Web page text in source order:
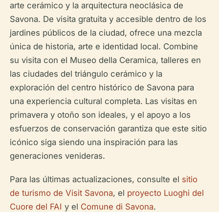
arte cerámico y la arquitectura neoclásica de
Savona. De visita gratuita y accesible dentro de los
jardines públicos de la ciudad, ofrece una mezcla
única de historia, arte e identidad local. Combine
su visita con el Museo della Ceramica, talleres en
las ciudades del triángulo cerámico y la
exploración del centro histórico de Savona para
una experiencia cultural completa. Las visitas en
primavera y otoño son ideales, y el apoyo a los
esfuerzos de conservación garantiza que este sitio
icónico siga siendo una inspiración para las
generaciones venideras.
Para las últimas actualizaciones, consulte el sitio
de turismo de Visit Savona, el proyecto Luoghi del
Cuore del FAI y el Comune di Savona.